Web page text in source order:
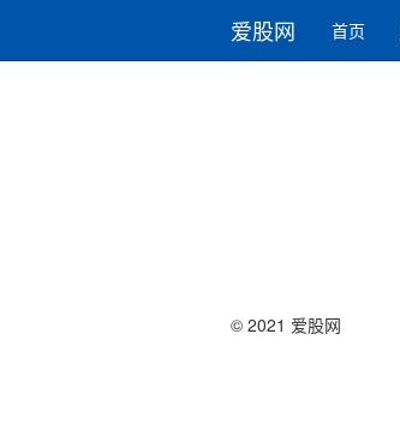
爱股网 首页
© 2021 爱股网